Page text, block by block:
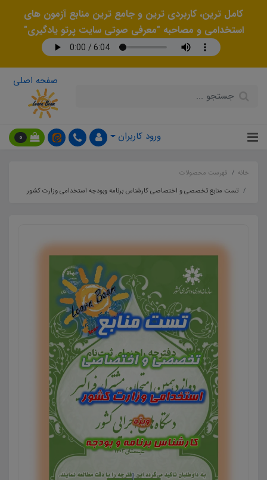
کامل ترین، کاربردی ترین و جامع ترین منابع آزمون های
استخدامی و مصاحبه "معرفی صوتی سایت پرتو یادگیری"
صفحه اصلی
ورود کاربران 0
خانه
فهرست محصولات
تست منابع تخصصی و اختصاصی کارشناس برنامه وبودجه استخدامی وزارت کشور